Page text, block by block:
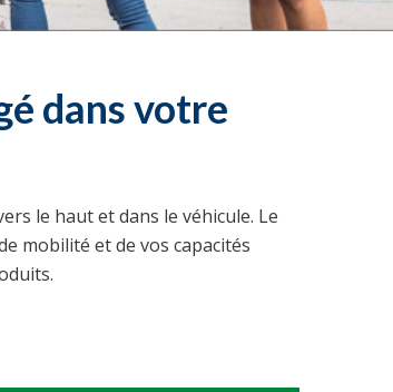
dans votre
le haut et dans le véhicule. Le
mobilité et de vos capacités